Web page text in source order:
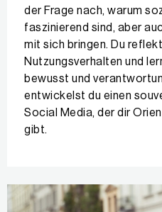
der Frage nach, warum
faszinierend sind, aber
mit sich bringen. Du
Nutzungsverhalten und
bewusst und
entwickelst du einen
Social Media, der dir
gibt.